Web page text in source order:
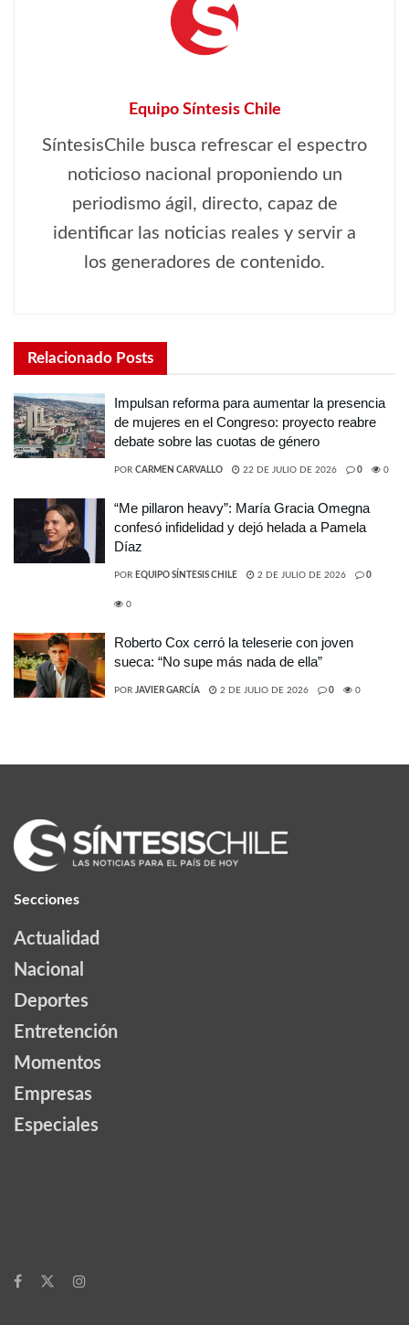
Equipo Síntesis Chile
SíntesisChile busca refrescar el espectro
noticioso nacional proponiendo un
periodismo ágil, directo, capaz de
identificar las noticias reales y servir a
los generadores de contenido.
Relacionado Posts
Impulsan reforma para aumentar la presencia
de mujeres en el Congreso: proyecto reabre
debate sobre las cuotas de género
POR CARMEN CARVALLO 22 DE JULIO DE 2026 0 0
“Me pillaron heavy”: María Gracia Omegna
confesó infidelidad y dejó helada a Pamela
Díaz
POR EQUIPO SÍNTESIS CHILE 2 DE JULIO DE 2026 0
0
Roberto Cox cerró la teleserie con joven
sueca: “No supe más nada de ella”
POR JAVIER GARCÍA 2 DE JULIO DE 2026 0 0
Secciones
Actualidad
Nacional
Deportes
Entretención
Momentos
Empresas
Especiales